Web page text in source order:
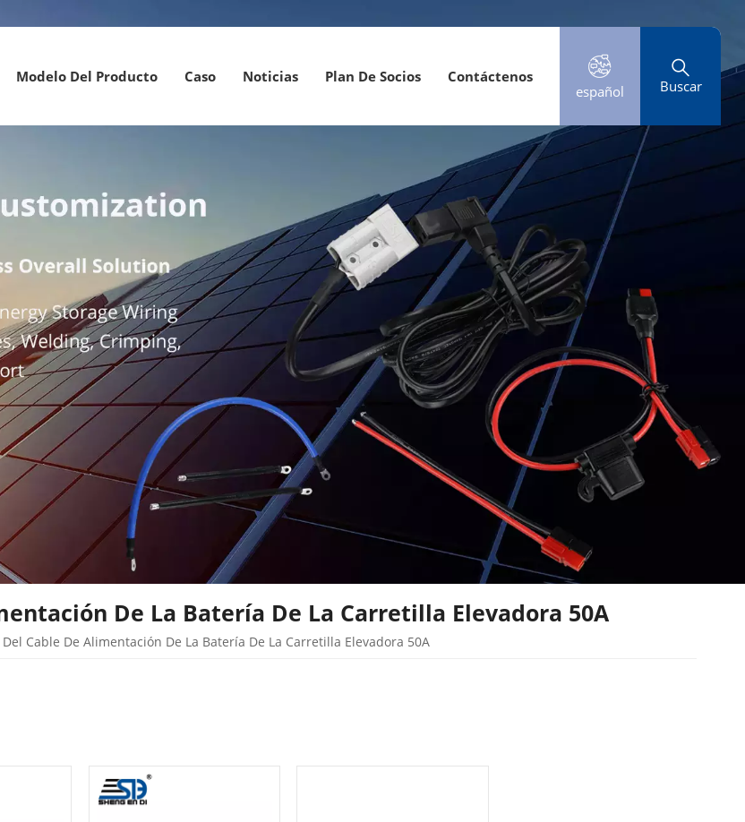
Modelo Del Producto Caso Noticias Plan De Socios
Contáctenos
español
Buscar
De La Batería De La Carretilla Elevadora 50A
Cable De Alimentación De La Batería De La Carretilla Elevadora 50A